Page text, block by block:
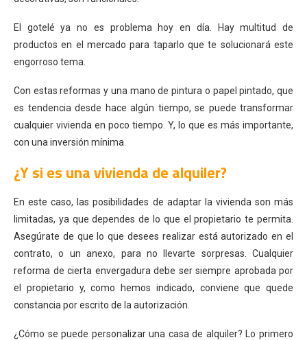
El gotelé ya no es problema hoy en día. Hay multitud de
productos en el mercado para taparlo que te solucionará este
engorroso tema.
Con estas reformas y una mano de pintura o papel pintado, que
es tendencia desde hace algún tiempo, se puede transformar
cualquier vivienda en poco tiempo. Y, lo que es más importante,
con una inversión mínima.
¿Y si es una vivienda de alquiler?
En este caso, las posibilidades de adaptar la vivienda son más
limitadas, ya que dependes de lo que el propietario te permita.
Asegúrate de que lo que desees realizar está autorizado en el
contrato, o un anexo, para no llevarte sorpresas. Cualquier
reforma de cierta envergadura debe ser siempre aprobada por
el propietario y, como hemos indicado, conviene que quede
constancia por escrito de la autorización.
¿Cómo se puede personalizar una casa de alquiler? Lo primero